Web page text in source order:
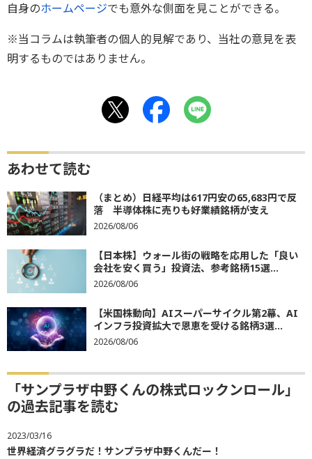
自身のホームページでも意外な側面を見ことができる。
※当コラムは執筆者の個人的見解であり、当社の意見を表
明するものではありません。
あわせて読む
（まとめ）日経平均は617円安の65,683円で反
落 半導体株に売りも好業績銘柄が支え
2026/08/06
【日本株】ウォール街の戦略を応用した「良い
会社を安く買う」投資法、参考銘柄15選...
2026/08/06
【米国株動向】AIスーパーサイクル第2幕、AI
インフラ投資拡大で恩恵を受ける銘柄3選...
2026/08/06
「サンプラザ中野くんの株式ロックンロール」
の過去記事を読む
2023/03/16
世界経済グラグラだ！サンプラザ中野くんだー！